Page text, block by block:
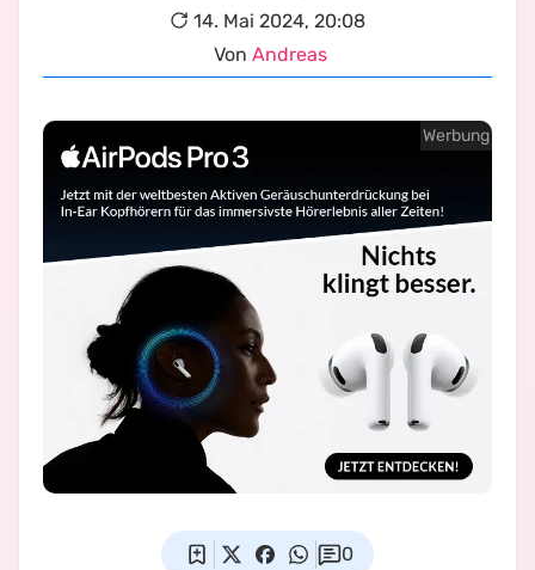
14. Mai 2024, 20:08
Von Andreas
Werbung
0